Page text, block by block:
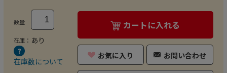
数量
在庫： あり
在庫数について
カートに入れる
お気に入り お問い合わせ